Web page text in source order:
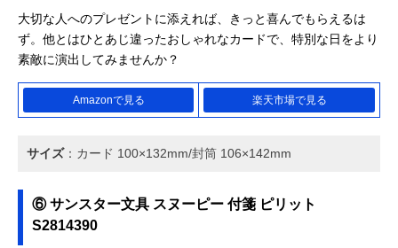
大切な人へのプレゼントに添えれば、きっと喜んでもらえるは
ず。他とはひとあじ違ったおしゃれなカードで、特別な日をより
素敵に演出してみませんか？
Amazonで見る 楽天市場で見る
サイズ：カード 100×132mm/封筒 106×142mm
⑥ サンスター文具 スヌーピー 付箋 ピリット
S2814390